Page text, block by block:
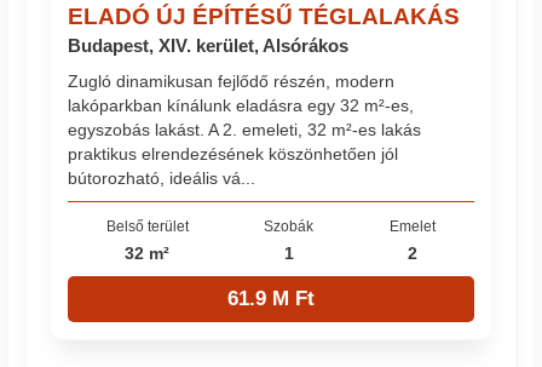
ELADÓ ÚJ ÉPÍTÉSŰ TÉGLALAKÁS
Budapest, XIV. kerület, Alsórákos
Zugló dinamikusan fejlődő részén, modern
lakóparkban kínálunk eladásra egy 32 m²-es,
egyszobás lakást. A 2. emeleti, 32 m²-es lakás
praktikus elrendezésének köszönhetően jól
bútorozható, ideális vá...
Belső terület
32 m²
Szobák
1
Emelet
2
61.9 M Ft